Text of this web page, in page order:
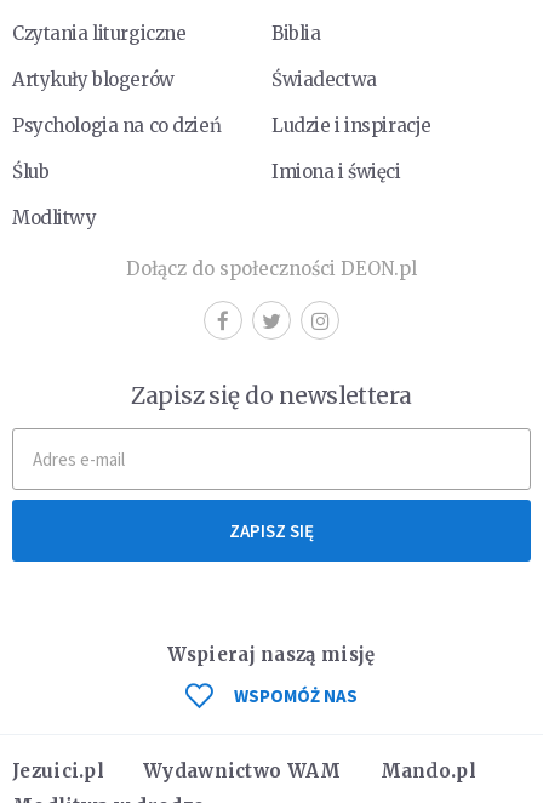
Czytania liturgiczne
Biblia
Artykuły blogerów
Świadectwa
Psychologia na co dzień
Ludzie i inspiracje
Ślub
Imiona i święci
Modlitwy
Dołącz do społeczności DEON.pl
Zapisz się do newslettera
ZAPISZ SIĘ
Jezuici.pl Wydawnictwo WAM
Mando.pl
Wspieraj naszą misję
WSPOMÓŻ NAS